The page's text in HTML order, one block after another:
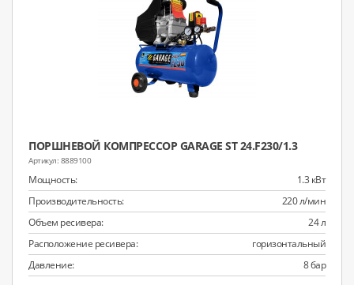
ПОРШНЕВОЙ КОМПРЕССОР GARAGE ST 24.F230/1.3
8889100
Мощность:
1.3 кВт
Производительность:
220 л/мин
Объем ресивера:
24 л
Расположение ресивера:
горизонтальный
Давление:
8 бар